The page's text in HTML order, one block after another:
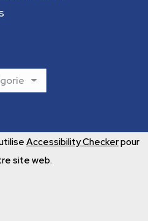
Accessibility Checkerpour
site web.